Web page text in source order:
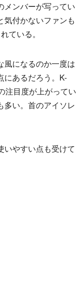
メンバーが写ってい
気付かないファンも
ている。
になるのか一度は
にあるだろう。K-
注目度が上がってい
多い。首のアイソレ
やすい点も受けて